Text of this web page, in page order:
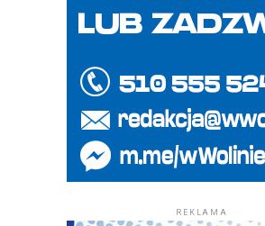
REKLAMA